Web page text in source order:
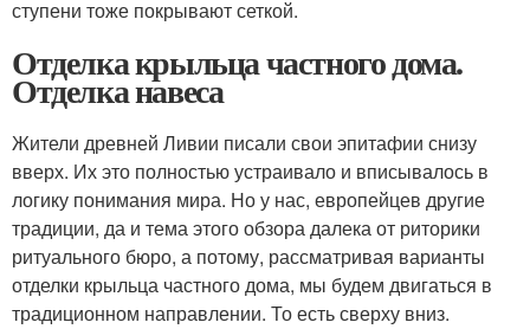
ступени тоже покрывают сеткой.
Отделка крыльца частного дома.
Отделка навеса
Жители древней Ливии писали свои эпитафии снизу
вверх. Их это полностью устраивало и вписывалось в
логику понимания мира. Но у нас, европейцев другие
традиции, да и тема этого обзора далека от риторики
ритуального бюро, а потому, рассматривая варианты
отделки крыльца частного дома, мы будем двигаться в
традиционном направлении. То есть сверху вниз.